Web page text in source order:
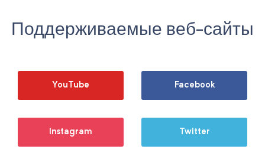
Поддерживаемые веб-сайты
YouTube Facebook
Instagram Twitter